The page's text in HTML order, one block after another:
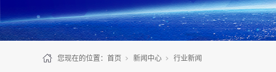
您现在的位置： 首页 新闻中心 行业新闻